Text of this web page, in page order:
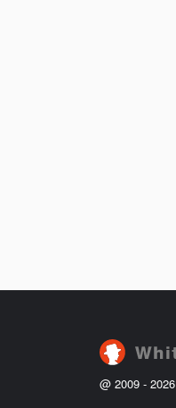
@ 2009 - 2026